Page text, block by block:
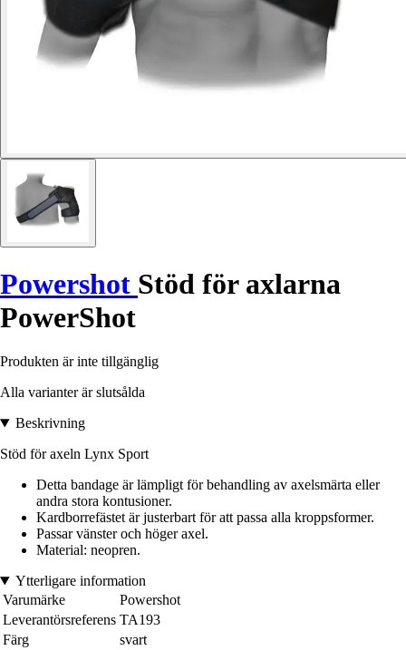
Powershot Stöd för axlarna
PowerShot
Produkten är inte tillgänglig
Alla varianter är slutsålda
Beskrivning
Stöd för axeln Lynx Sport
Detta bandage är lämpligt för behandling av axelsmärta eller
andra stora kontusioner.
Kardborrefästet är justerbart för att passa alla kroppsformer.
Passar vänster och höger axel.
Material: neopren.
Ytterligare information
Varumärke
Powershot
Leverantörsreferens TA193
Färg
svart